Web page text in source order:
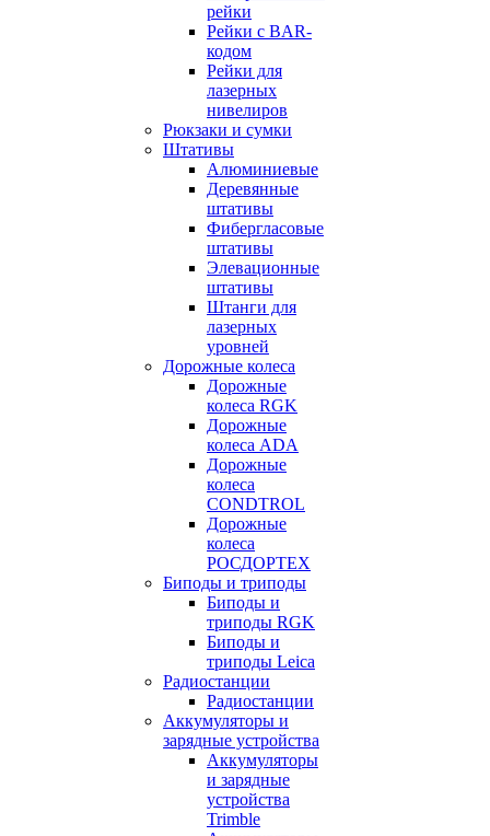
рейки
Рейки с BAR-
кодом
Рейки для
лазерных
нивелиров
Рюкзаки и сумки
Штативы
Алюминиевые
Деревянные
штативы
Фибергласовые
штативы
Элевационные
штативы
Штанги для
лазерных
уровней
Дорожные колеса
Дорожные
колеса RGK
Дорожные
колеса ADA
Дорожные
колеса
CONDTROL
Дорожные
колеса
РОСДОРТЕХ
Биподы и триподы
Биподы и
триподы RGK
Биподы и
триподы Leica
Радиостанции
Радиостанции
Аккумуляторы и
зарядные устройства
Аккумуляторы
и зарядные
устройства
Trimble